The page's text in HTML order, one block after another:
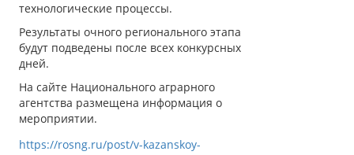
технологические процессы.
Результаты очного регионального этапа
будут подведены после всех конкурсных
дней.
На сайте Национального аграрного
агентства размещена информация о
мероприятии.
https://rosng.ru/post/v-kazanskoy-